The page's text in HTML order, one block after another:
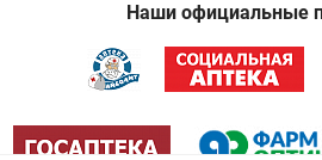
Наши официальные